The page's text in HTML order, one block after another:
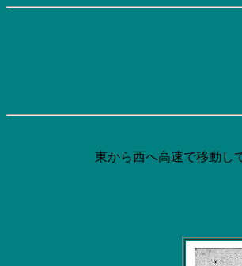
東から西へ高速で移動し